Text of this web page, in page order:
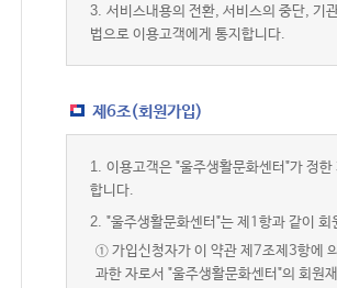
3. 서비스내용의 전환, 서비스의 중단, 기
법으로 이용고객에게 통지합니다.
제6조(회원가입)
1. 이용고객은 "울주생활문화센터"가 정
합니다.
2. "울주생활문화센터"는 제1항과 같이
① 가입신청자가 이 약관 제7조제3항에
과한 자로서 "울주생활문화센터"의 회원